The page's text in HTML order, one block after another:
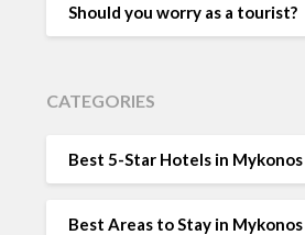
Should you worry as a tourist?
CATEGORIES
Best 5-Star Hotels in Mykonos
Best Areas to Stay in Mykonos